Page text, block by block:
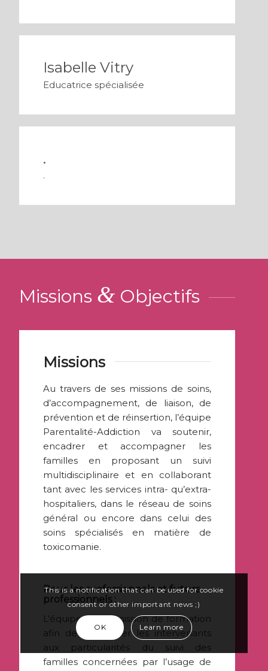
Isabelle Vitry
Educatrice spécialisée
.
.
Missions &Objectifs
Missions
Au travers de ses missions de soins,
d’accompagnement, de liaison, de
prévention et de réinsertion, l’équipe
Parentalité-Addiction va soutenir,
encadrer et accompagner les
familles en proposant un suivi
multidisciplinaire et en collaborant
tant avec les services intra- qu’extra-
hospitaliers, dans le réseau de soins
général ou encore dans celui des
soins spécialisés en matière de
toxicomanie.
Pour les professionnels et futurs
professionnels :
L’équipe a une mission de formation
afin de sensibiliser les intervenants
aux particularités du suivi des
familles concernées par l’usage de
This is a notification that can be used for cookie
consent or other important news ;)
OK Learn more